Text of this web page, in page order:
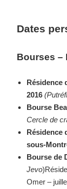
Dates
Bourses –
Résidence
2016
Bourse
Cercle de
Résidence
sous-
Bourse de
Jevo
Omer –